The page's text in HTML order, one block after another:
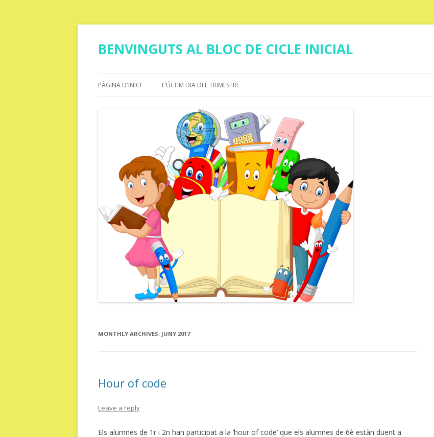
BENVINGUTS AL BLOC DE CICLE INICIAL
PÀGINA D'INICI L’ÚLTIM DIA DEL TRIMESTRE
MONTHLY ARCHIVES: JUNY 2017
Hour of code
Leave a reply
Els alumnes de 1r i 2n han participat a la ‘hour of code’ que els alumnes de 6è estàn duent a